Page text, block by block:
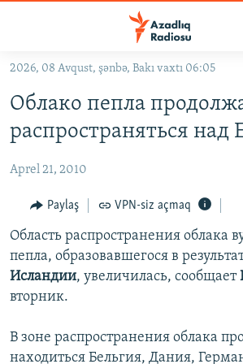
Əsas
qayıt
Əsas
naviqasiyaya
qayıt
KORRUPSIOMETR
#ƏSLINDƏ
FƏRQƏ BAX
QANUNI DOĞRU
ARAŞDIRMA
MULTIMEDIA
FOTOQALEREYA
HAQQIMIZDA
2026, 08 Avqust, şənbə, Bakı vaxtı 06:05
Облако пепла
распространяться над
Aprel 21, 2010
Paylaş VPN-siz açmaq
Область распространения облака
пепла, образовавшегося в
Исландии, увеличилась, сообщает
вторник.
В зоне распространения облака
находиться Бельгия, Дания,